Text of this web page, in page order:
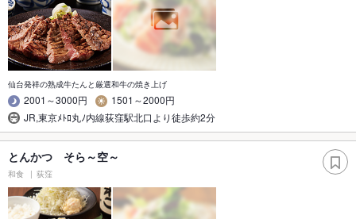
仙台発祥の熟成牛たんと厳選和牛の焼き上げ
2001～3000円
1501～2000円
JR,東京ﾒﾄﾛ丸ﾉ内線荻窪駅北口より徒歩約2分
とんかつ そら～空～
和食 荻窪